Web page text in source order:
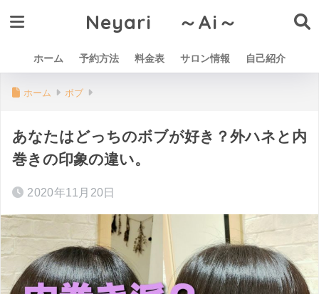
Neyari ～Ai～
ホーム 予約方法 料金表 サロン情報 自己紹介
ホーム ボブ
あなたはどっちのボブが好き？外ハネと内
巻きの印象の違い。
2020年11月20日